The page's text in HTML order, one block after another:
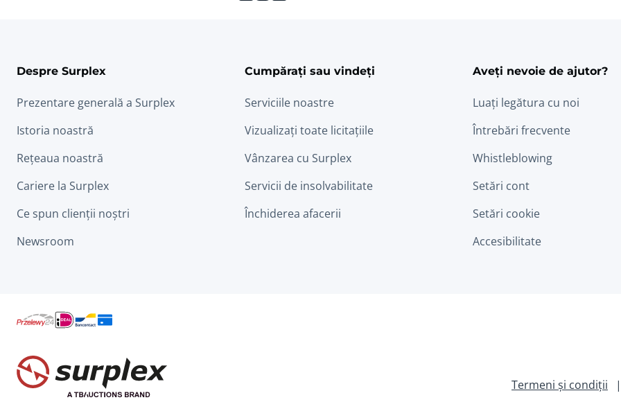
Despre Surplex
Prezentare generală a Surplex
Istoria noastră
Rețeaua noastră
Cariere la Surplex
Ce spun clienții noștri
Newsroom
Cumpărați sau vindeți
Serviciile noastre
Vizualizați toate licitațiile
Vânzarea cu Surplex
Servicii de insolvabilitate
Închiderea afacerii
Aveți nevoie de ajutor?
Luați legătura cu noi
Întrebări frecvente
Whistleblowing
Setări cont
Setări cookie
Accesibilitate
Termeni și condiții